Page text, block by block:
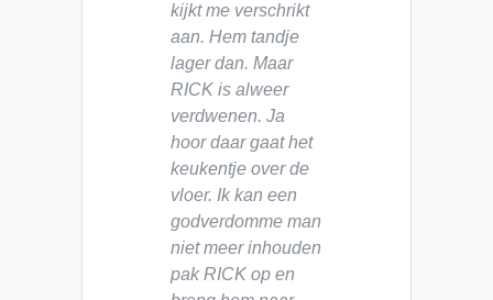
kijkt me verschrikt
aan. Hem tandje
lager dan. Maar
RICK is alweer
verdwenen. Ja
hoor daar gaat het
keukentje over de
vloer. Ik kan een
godverdomme man
niet meer inhouden
pak RICK op en